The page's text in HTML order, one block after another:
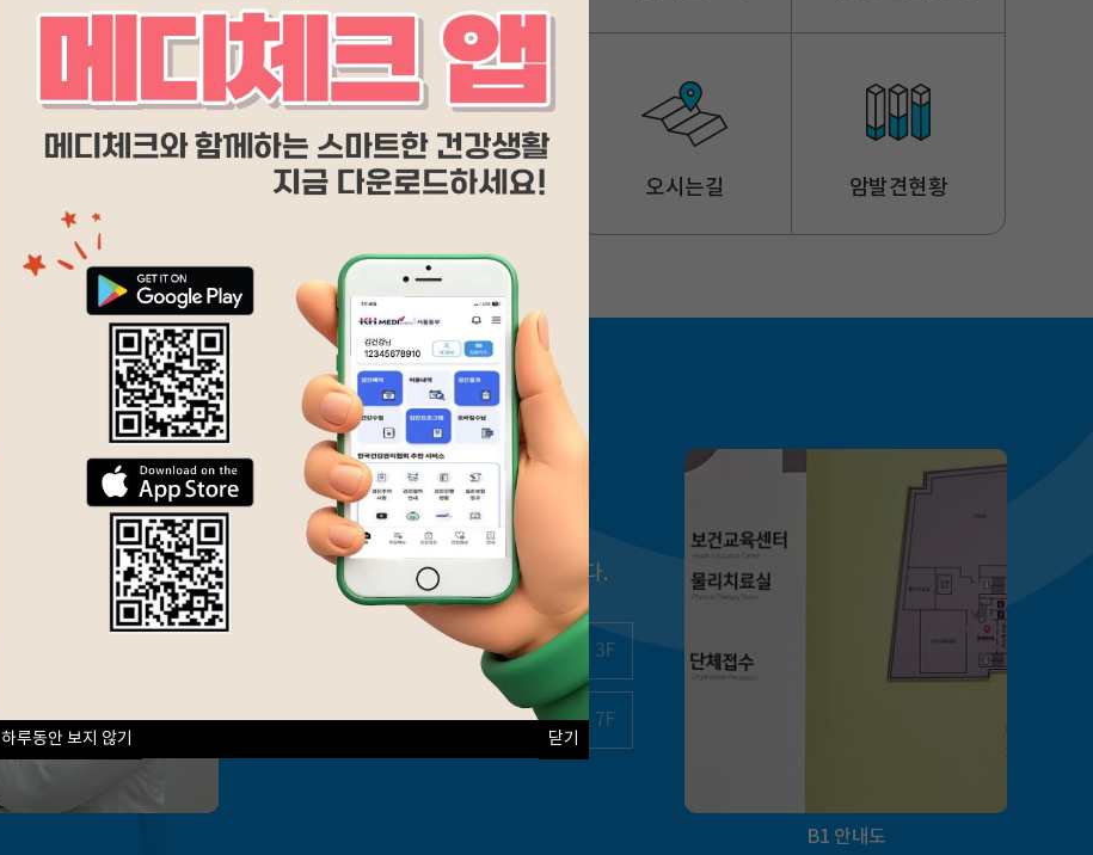
하루동안 보지 않기 닫기
토요일 오전 7:30 ~ 오전 11:00
*매월 두번째 수요일 오전07:30~12:00
지역 대표번호
02-3290-9800
대표번호
1670-4613 오시는길 암발견현황
층별안내
편리한 검진을 위한
검진센터의 층별안내입니다.
1F 2F 3F
4F 5F 6F 7F
B1 안내도